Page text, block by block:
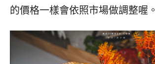
的價格一樣會依照市場做調整喔。